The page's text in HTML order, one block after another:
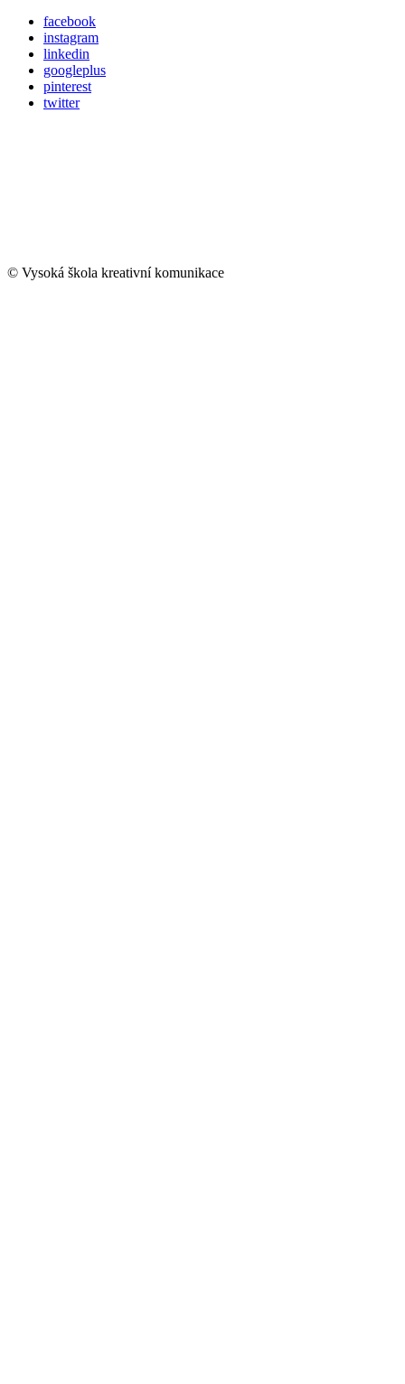
facebook
instagram
linkedin
googleplus
pinterest
twitter
© Vysoká škola kreativní komunikace